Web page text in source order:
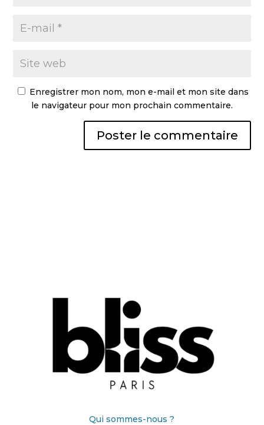
Enregistrer mon nom, mon e-mail et mon site dans
le navigateur pour mon prochain commentaire.
Qui sommes-nous ?